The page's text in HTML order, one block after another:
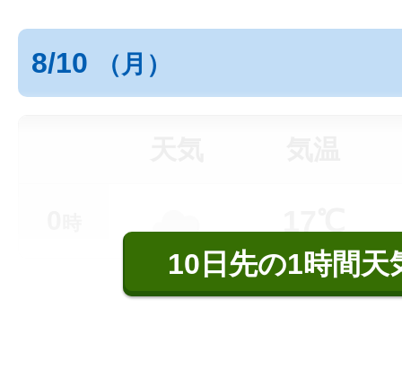
8/10 （月）
10日先の1時間天